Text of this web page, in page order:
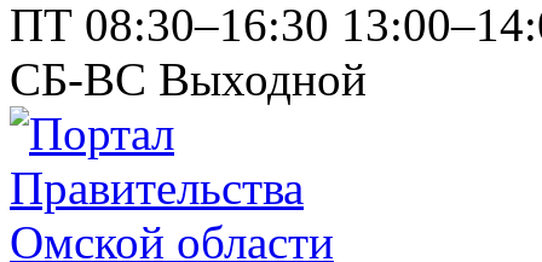
ПТ 08:30–16:30
СБ-ВС Выходной